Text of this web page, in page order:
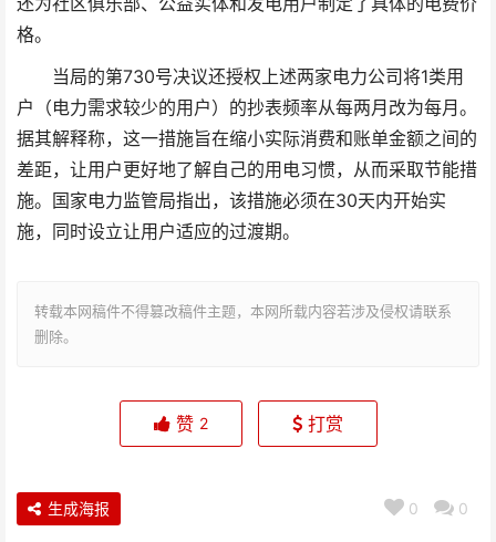
格。
当局的第730号决议还授权上述两家电力公司将1类用
户（电力需求较少的用户）的抄表频率从每两月改为每月。
据其解释称，这一措施旨在缩小实际消费和账单金额之间的
差距，让用户更好地了解自己的用电习惯，从而采取节能措
施。国家电力监管局指出，该措施必须在30天内开始实
施，同时设立让用户适应的过渡期。
转载本网稿件不得篡改稿件主题，本网所载内容若涉及侵权请联系
删除。
赞 2 打赏
0 0
生成海报